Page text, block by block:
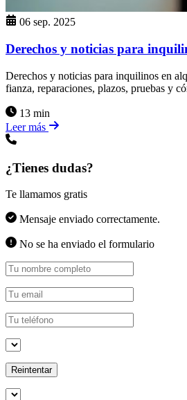
06 sep. 2025
Derechos y noticias para
Derechos y noticias para inquilinos en
fianza, reparaciones, plazos, pruebas y
13 min
Leer más
¿Tienes dudas?
Te llamamos gratis
Mensaje enviado correctamente.
No se ha enviado el formulario
Reintentar